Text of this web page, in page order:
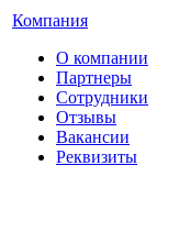
Компания
О компании
Партнеры
Сотрудники
Отзывы
Вакансии
Реквизиты